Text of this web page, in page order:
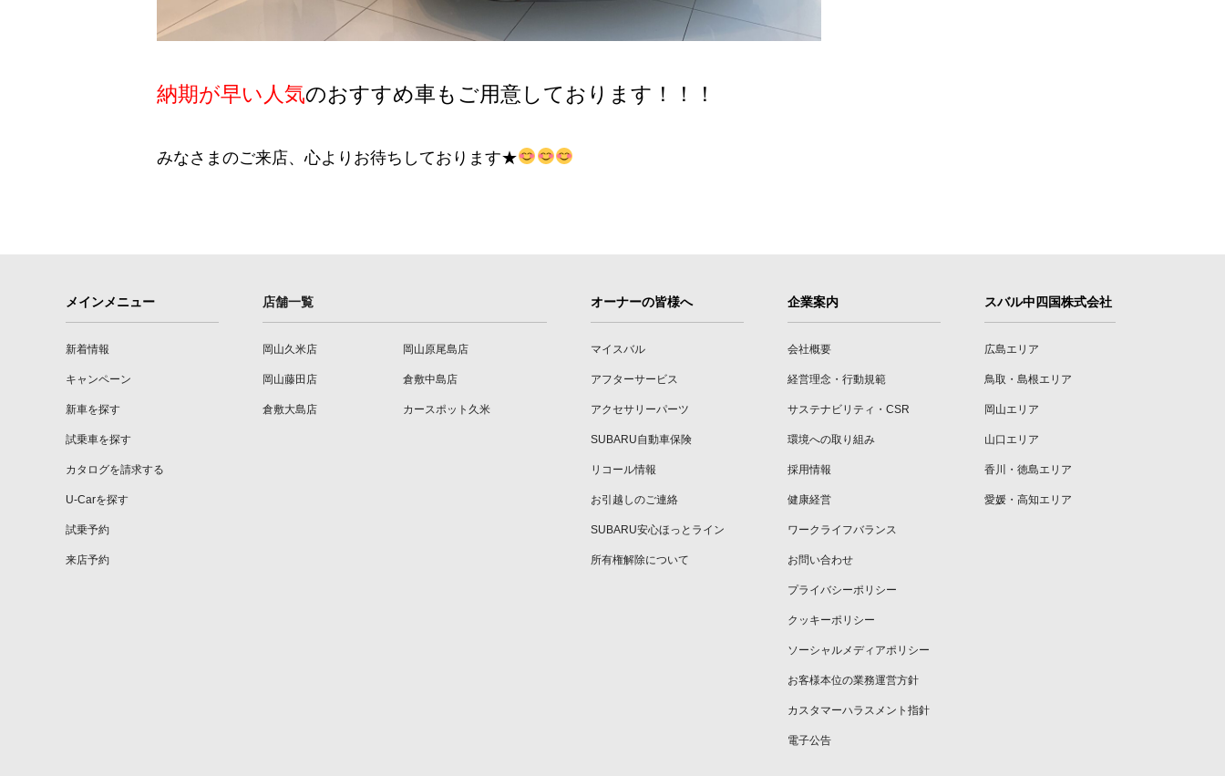
納期が早い人気のおすすめ車もご用意しております！！！
みなさまのご来店、心よりお待ちしております★
メインメニュー
新着情報
キャンペーン
新車を探す
試乗車を探す
カタログを請求する
U-Carを探す
試乗予約
来店予約
店舗一覧
岡山久米店 岡山原尾島店
岡山藤田店 倉敷中島店
倉敷大島店 カースポット久米
オーナーの皆様へ
マイスバル
アフターサービス
アクセサリーパーツ
SUBARU自動車保険
リコール情報
お引越しのご連絡
SUBARU安心ほっとライン
所有権解除について
企業案内
会社概要
経営理念・行動規範
サステナビリティ・CSR
環境への取り組み
採用情報
健康経営
ワークライフバランス
お問い合わせ
プライバシーポリシー
クッキーポリシー
ソーシャルメディアポリシー
お客様本位の業務運営方針
カスタマーハラスメント指針
電子公告
スバル中四国株式会社
広島エリア
鳥取・島根エリア
岡山エリア
山口エリア
香川・徳島エリア
愛媛・高知エリア